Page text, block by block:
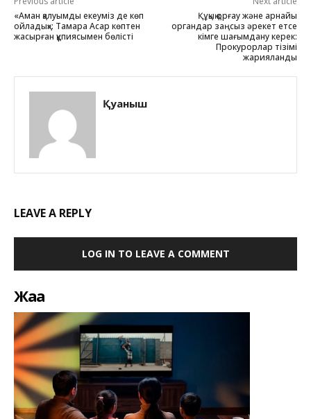
«Аман қалуымды екеуміз де көп
ойладық»: Тамара Асар көптен
жасырған құпиясымен бөлісті
Құқық қорғау және арнайы
органдар заңсыз әрекет етсе
кімге шағымдану керек:
Прокурорлар тізімі
жарияланды
Қуаныш
LEAVE A REPLY
LOG IN TO LEAVE A COMMENT
Жаңа